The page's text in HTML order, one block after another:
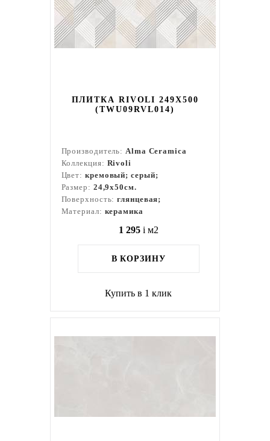
ПЛИТКА RIVOLI 249X500
(TWU09RVL014)
Производитель:Alma Ceramica
Коллекция: Rivoli
Цвет: кремовый; серый;
Размер: 24,9x50см.
Поверхность:глянцевая;
Материал: керамика
1 295 i м2
В КОРЗИНУ
Купить в 1 клик